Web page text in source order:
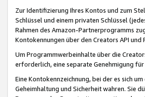
Zur Identifizierung Ihres Kontos und zum
Schlüssel und einem privaten Schlüssel
Rahmen des Amazon-Partnerprogramms
Kontokennungen über den Creators API
Um Programmwerbeinhalte über die
erforderlich, eine separate Genehmigung
Eine Kontokennzeichnung, bei der es sich
Geheimhaltung und Sicherheit wahren. Sie